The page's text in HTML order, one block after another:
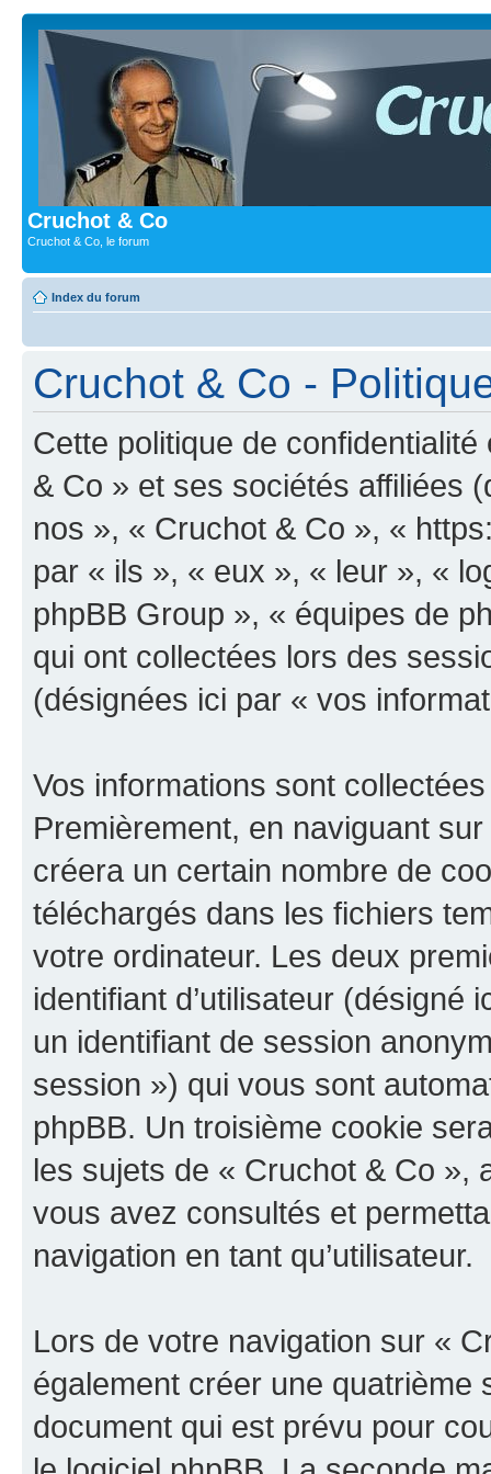
Cruchot & Co
Cruchot & Co, le forum
Index du forum
Cruchot & Co -
Cette politique de
& Co » et ses sociétés affiliées
nos », « Cruchot & Co », «
par « ils », « eux », « leur », «
phpBB Group », « équipes de
qui ont collectées lors des
(désignées ici par « vos
Vos informations sont
Premièrement, en naviguant
créera un certain nombre de
téléchargés dans les fichiers
votre ordinateur. Les deux
identifiant d’utilisateur (désigné
un identifiant de session
session ») qui vous sont
phpBB. Un troisième cookie
les sujets de « Cruchot & Co »,
vous avez consultés et
navigation en tant qu’utilisateur.
Lors de votre navigation sur «
également créer une
document qui est prévu pour